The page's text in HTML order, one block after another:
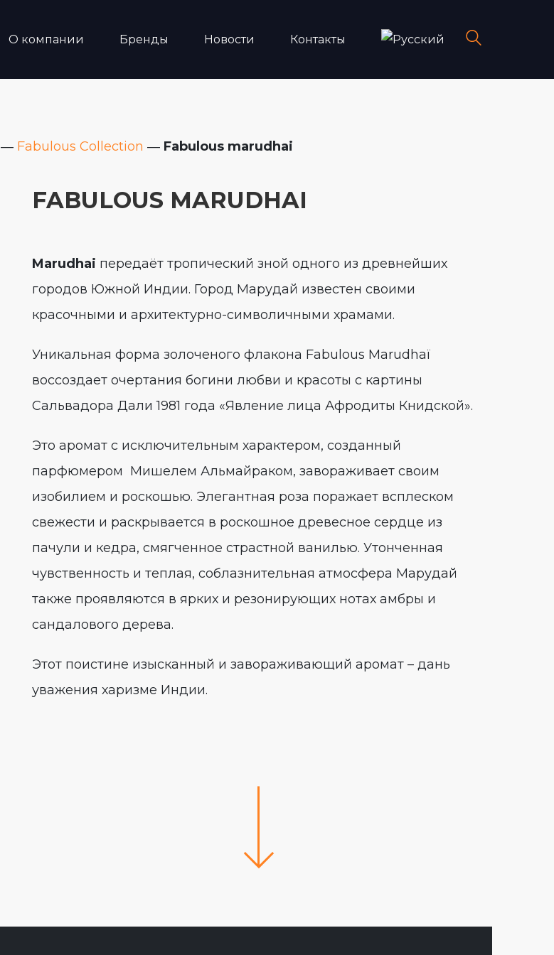
О компании Бренды Новости Контакты
― Fabulous Collection ― Fabulous marudhai
FABULOUS MARUDHAI
Marudhai передаёт тропический зной одного из древнейших
городов Южной Индии. Город Марудай известен своими
красочными и архитектурно-символичными храмами.
Уникальная форма золоченого флакона Fabulous Marudhaï
воссоздает очертания богини любви и красоты с картины
Сальвадора Дали 1981 года «Явление лица Афродиты Книдской».
Это аромат с исключительным характером, созданный
парфюмером Мишелем Альмайраком, завораживает своим
изобилием и роскошью. Элегантная роза поражает всплеском
свежести и раскрывается в роскошное древесное сердце из
пачули и кедра, смягченное страстной ванилью. Утонченная
чувственность и теплая, соблазнительная атмосфера Марудай
также проявляются в ярких и резонирующих нотах амбры и
сандалового дерева.
Этот поистине изысканный и завораживающий аромат – дань
уважения харизме Индии.